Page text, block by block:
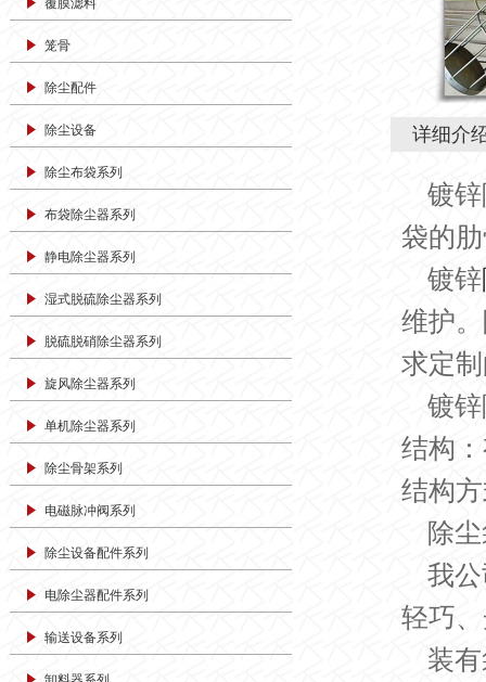
覆膜滤料
笼骨
除尘配件
除尘设备
除尘布袋系列
布袋除尘器系列
静电除尘器系列
湿式脱硫除尘器系列
脱硫脱硝除尘器系列
旋风除尘器系列
单机除尘器系列
除尘骨架系列
电磁脉冲阀系列
除尘设备配件系列
电除尘器配件系列
输送设备系列
详细介
镀
袋的
镀锌
维护
求定
镀
结构
结构
除
我
轻巧
装